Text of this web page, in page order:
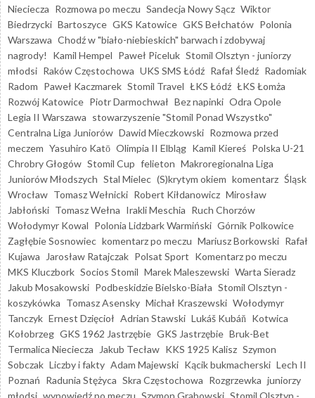
Nieciecza Rozmowa po meczu Sandecja Nowy Sącz Wiktor
Biedrzycki Bartoszyce GKS Katowice GKS Bełchatów Polonia
Warszawa Chodź w "biało-niebieskich" barwach i zdobywaj
nagrody!
Kamil Hempel Paweł Piceluk Stomil Olsztyn - juniorzy
młodsi Raków Częstochowa UKS SMS Łódź Rafał Śledź Radomiak
Radom Paweł Kaczmarek Stomil Travel ŁKS Łódź ŁKS Łomża
Rozwój Katowice Piotr Darmochwał Bez napinki Odra Opole
Legia II Warszawa stowarzyszenie "Stomil Ponad Wszystko"
Centralna Liga Juniorów Dawid Mieczkowski Rozmowa przed
meczem Yasuhiro Katō Olimpia II Elbląg Kamil Kiereś Polska U-21
Chrobry Głogów Stomil Cup felieton Makroregionalna Liga
Juniorów Młodszych Stal Mielec (S)krytym okiem komentarz Śląsk
Wrocław Tomasz Wełnicki Robert Kiłdanowicz Mirosław
Jabłoński Tomasz Wełna Irakli Meschia Ruch Chorzów
Wołodymyr Kowal Polonia Lidzbark Warmiński Górnik Polkowice
Zagłębie Sosnowiec komentarz po meczu Mariusz Borkowski Rafał
Kujawa
Jarosław Ratajczak Polsat Sport Komentarz po meczu
MKS Kluczbork Socios Stomil Marek Maleszewski Warta Sieradz
Jakub Mosakowski Podbeskidzie Bielsko-Biała Stomil Olsztyn -
koszykówka Tomasz Asensky Michał Kraszewski Wołodymyr
Tanczyk Ernest Dzięcioł Adrian Stawski Lukáš Kubáň Kotwica
Kołobrzeg GKS 1962 Jastrzębie GKS Jastrzębie Bruk-Bet
Termalica Nieciecza
Jakub Tecław KKS 1925 Kalisz Szymon
Sobczak Liczby i fakty Adam Majewski Kącik bukmacherski Lech II
Poznań Radunia Stężyca Skra Częstochowa Rozgrzewka juniorzy
młodsi wypowiedź po meczu Szymon Grabowski Stomil Olsztyn -